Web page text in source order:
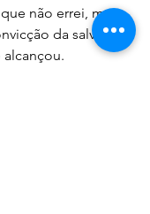
não errei, mas
da salvação